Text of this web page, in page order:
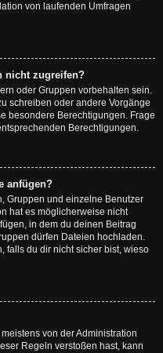
von laufenden Umfragen
nicht zugreifen?
oder Gruppen vorbehalten sein.
schreiben oder andere Vorgänge
besondere Berechtigungen. Frage
Berechtigungen.
anfügen?
Gruppen und einzelne Benutzer
hat es möglicherweise nicht
in dem du deinen Beitrag
dürfen Dateien hochladen.
falls du dir nicht sicher bist, wieso
von der Administration
Regeln verstoßen hast, kann